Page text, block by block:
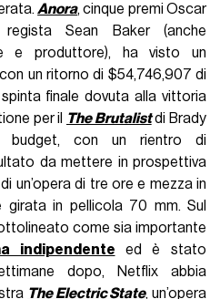
Anora, cinque premi Oscar
Sean Baker (anche
e produttore), ha visto un
con un ritorno di $54,746,907 di
finale dovuta alla vittoria
per il
The Brutalistdi Brady
con un rientro di
da mettere in prospettiva
un’opera di tre ore e mezza in
girata in pellicola 70 mm. Sul
come sia importante
indipendente ed è stato
dopo, Netflix abbia
The Electric State, un’opera